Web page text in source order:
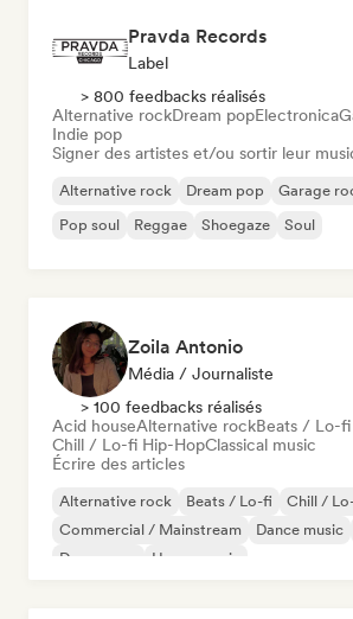
Pravda Records
Label
> 800 feedbacks réalisés
Alternative rockDream popElectronica
Indie pop
Signer des artistes et/ou sortir leur
Alternative rock Dream pop Garage
Pop soul
Reggae Shoegaze Soul
Zoila Antonio
Média / Journaliste
> 100 feedbacks réalisés
Acid houseAlternative rockBeats / Lo-fi
Chill / Lo-fi Hip-HopClassical music
Écrire des articles
Alternative rock Beats / Lo-fi
Chill /
Commercial / Mainstream
Dance music
Dream pop
House music